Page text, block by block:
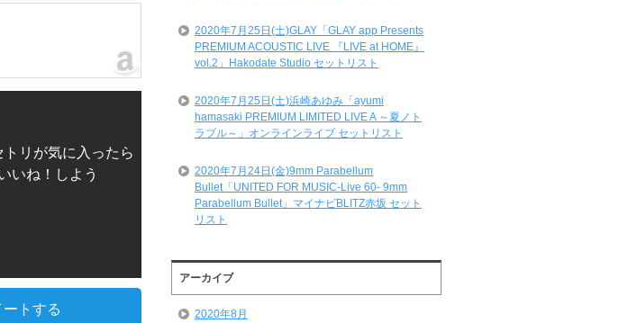
トリが気に入ったら
いね！しよう
ートする
2020年7月25日(土)GLAY「GLAY app Presents
PREMIUM ACOUSTIC LIVE 『LIVE at HOME』
vol.2」Hakodate Studio セットリスト
2020年7月25日(土)浜崎あゆみ「ayumi
hamasaki PREMIUM LIMITED LIVE A ～夏ノト
ラブル～」オンラインライブ セットリスト
2020年7月24日(金)9mm Parabellum
Bullet「UNITED FOR MUSIC-Live 60- 9mm
Parabellum Bullet」マイナビBLITZ赤坂 セット
リスト
アーカイブ
2020年8月